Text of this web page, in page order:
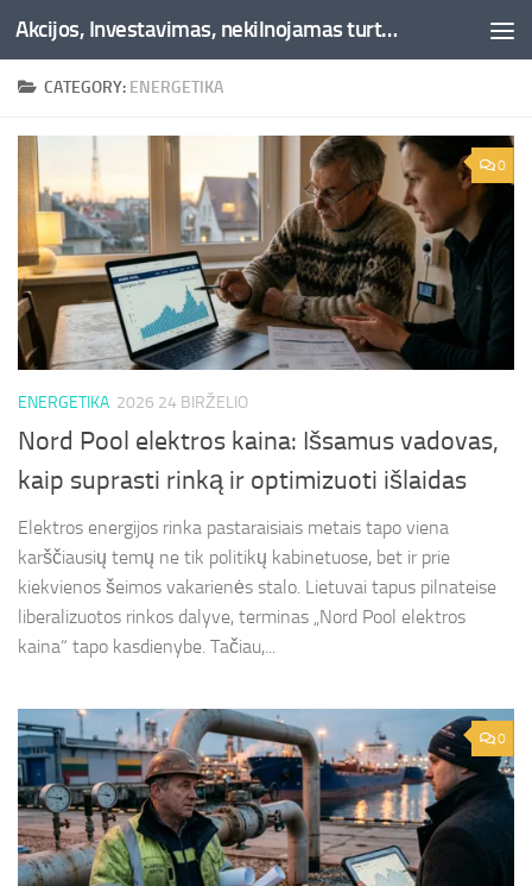
Skip to content Akcijos, Investavimas, nekilnojamas turtas, kriptovaliutos - Besociai.lt
CATEGORY: ENERGETIKA
0
ENERGETIKA 2026 24 BIRŽELIO
Nord Pool elektros kaina: Išsamus vadovas,
kaip suprasti rinką ir optimizuoti išlaidas
Elektros energijos rinka pastaraisiais metais tapo viena
karščiausių temų ne tik politikų kabinetuose, bet ir prie
kiekvienos šeimos vakarienės stalo. Lietuvai tapus pilnateise
liberalizuotos rinkos dalyve, terminas „Nord Pool elektros
kaina“ tapo kasdienybe. Tačiau,...
0